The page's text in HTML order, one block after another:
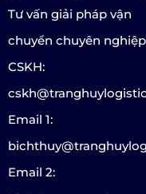
Tư vấn giải pháp vận
chuyển chuyên nghiệp
CSKH:
Email 1:
Email 2: